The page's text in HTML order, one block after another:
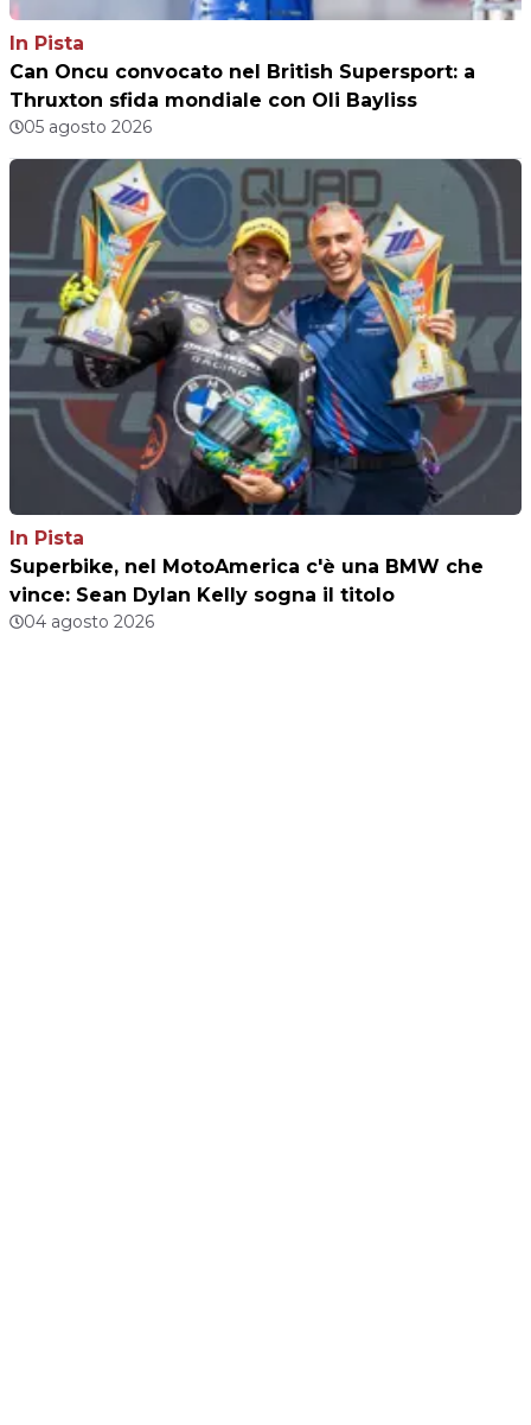
In Pista
Can Oncu convocato nel British Supersport: a
Thruxton sfida mondiale con Oli Bayliss
05 agosto 2026
In Pista
Superbike, nel MotoAmerica c'è una BMW che
vince: Sean Dylan Kelly sogna il titolo
04 agosto 2026